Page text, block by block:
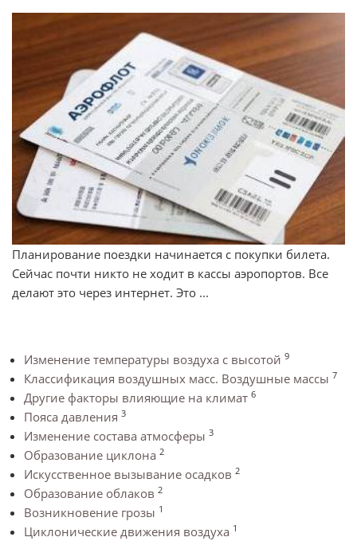
Планирование поездки начинается с покупки билета.
Сейчас почти никто не ходит в кассы аэропортов. Все
делают это через интернет. Это ...
Изменение температуры воздуха с высотой 9
Классификация воздушных масс. Воздушные массы 7
Другие факторы влияющие на климат 6
Пояса давления 3
Изменение состава атмосферы 3
Образование циклона 2
Искусственное вызывание осадков 2
Образование облаков 2
Возникновение грозы 1
Циклонические движения воздуха 1